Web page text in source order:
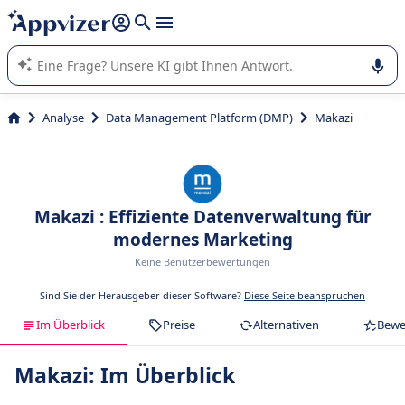
beantworten (mehrere Zeilen mit
Die KI von Appvizer führt Sie bei der Nutzung oder Auswahl
von SaaS-Software in Unternehmen.
Analyse Data Management Platform (DMP) Makazi
Makazi : Effiziente Datenverwaltung für
modernes Marketing
Keine Benutzerbewertungen
Sind Sie der Herausgeber dieser Software? Diese Seite beanspruchen
Im Überblick Preise Alternativen
Makazi: Im Überblick